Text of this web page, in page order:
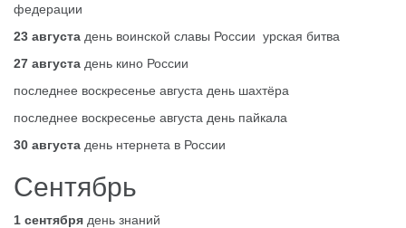
федерации
23 августа день воинской славы России урская битва
27 августа день кино России
последнее воскресенье августа день шахтёра
последнее воскресенье августа день пайкала
30 августа день нтернета в России
Сентябрь
1 сентября день знаний